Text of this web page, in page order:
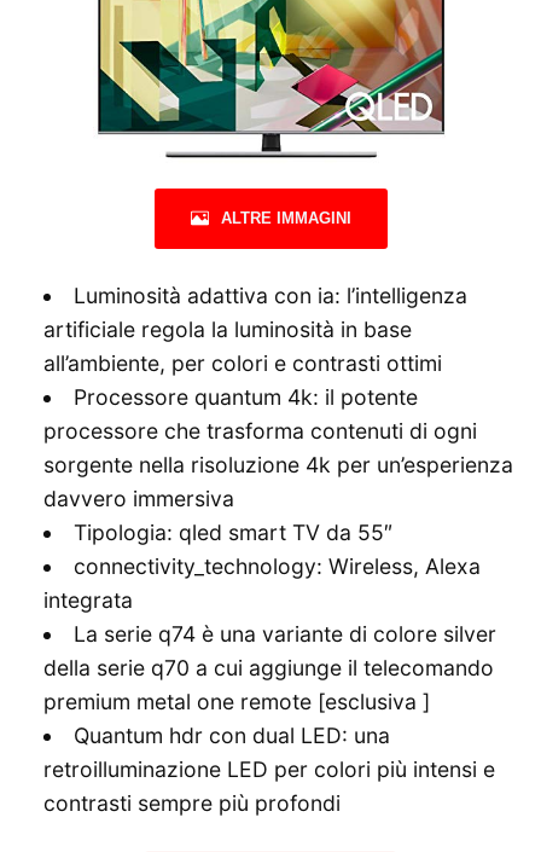
ALTRE IMMAGINI
Luminosità adattiva con ia: l’intelligenza
artificiale regola la luminosità in base
all’ambiente, per colori e contrasti ottimi
Processore quantum 4k: il potente
processore che trasforma contenuti di ogni
sorgente nella risoluzione 4k per un’esperienza
davvero immersiva
Tipologia: qled smart TV da 55″
connectivity_technology: Wireless, Alexa
integrata
La serie q74 è una variante di colore silver
della serie q70 a cui aggiunge il telecomando
premium metal one remote [esclusiva ]
Quantum hdr con dual LED: una
retroilluminazione LED per colori più intensi e
contrasti sempre più profondi